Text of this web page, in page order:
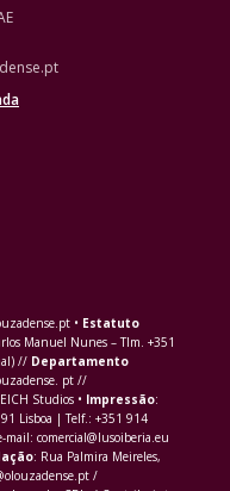
• Estatuto
Manuel Nunes – Tlm. +351
// Departamento
pt //
Studios • Impressão:
Lisboa | Telf.: +351 914
comercial@lusoiberia.eu
: Rua Palmira Meireles,
/